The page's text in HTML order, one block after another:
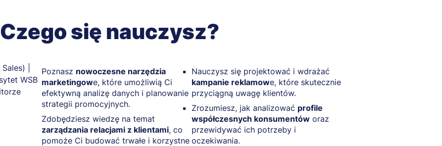
Czego się nauczysz?
Poznasz nowoczesne narzędzia
marketingowe, które umożliwią Ci
efektywną analizę danych i planowanie
strategii promocyjnych.
Zdobędziesz wiedzę na temat
zarządzania relacjami z klientami, co
pomoże Ci budować trwałe i korzystne
Nauczysz się projektować i wdrażać
kampanie reklamowe, które skutecznie
przyciągną uwagę klientów.
Zrozumiesz, jak analizować profile
współczesnych konsumentów oraz
przewidywać ich potrzeby i
oczekiwania.